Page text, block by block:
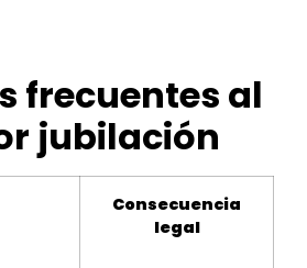
frecuentes al
jubilación
Consecuencia
legal